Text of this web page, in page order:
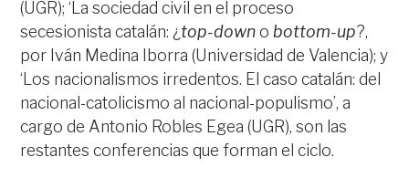
(UGR); ‘La sociedad civil en el proceso
secesionista catalán: ¿ top-downo bottom-up?,
por Iván Medina Iborra (Universidad de Valencia); y
‘Los nacionalismos irredentos. El caso catalán: del
nacional-catolicismo al nacional-populismo’, a
cargo de Antonio Robles Egea (UGR), son las
restantes conferencias que forman el ciclo.